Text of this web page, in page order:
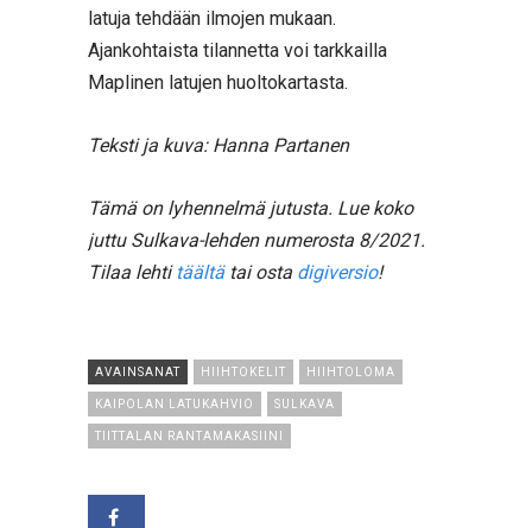
latuja tehdään ilmojen mukaan.
Ajankohtaista tilannetta voi tarkkailla
Maplinen latujen huoltokartasta.
Teksti ja kuva: Hanna Partanen
Tämä on lyhennelmä jutusta. Lue koko
juttu Sulkava-lehden numerosta 8/2021.
Tilaa lehti täältätai osta digiversio!
AVAINSANAT HIIHTOKELIT HIIHTOLOMA
KAIPOLAN LATUKAHVIO SULKAVA
TIITTALAN RANTAMAKASIINI